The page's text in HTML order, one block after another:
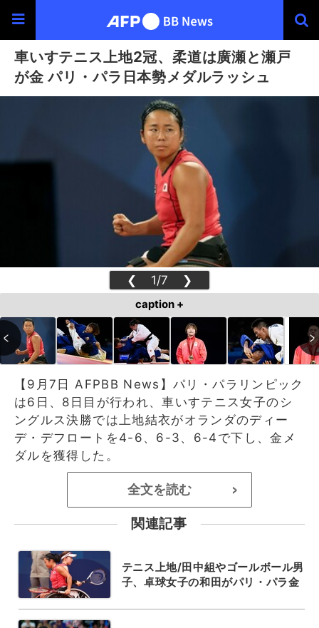
車いすテニス上地2冠、柔道は廣瀬と瀬戸
が金 パリ・パラ日本勢メダルラッシュ
❮ 1/7 ❯
caption +
【9月7日 AFPBB News】パリ・パラリンピック
は6日、8日目が行われ、車いすテニス女子のシ
ングルス決勝では上地結衣がオランダのディー
デ・デフロートを4-6、6-3、6-4で下し、金メ
ダルを獲得した。
全文を読む >
関連記事
テニス上地/田中組やゴールボール男
子、卓球女子の和田がパリ・パラ金